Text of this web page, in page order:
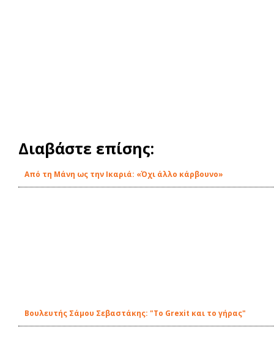
Διαβάστε επίσης:
Από τη Μάνη ως την Ικαριά: «Όχι άλλο κάρβουνο»
Βουλευτής Σάμου Σεβαστάκης: "Το Grexit και το γήρας"